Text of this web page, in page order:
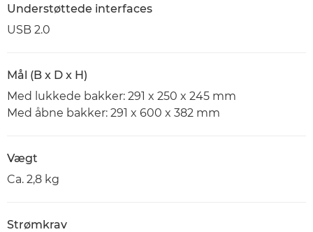
Understøttede interfaces
USB 2.0
Mål (B x D x H)
Med lukkede bakker: 291 x 250 x 245 mm
Med åbne bakker: 291 x 600 x 382 mm
Vægt
Ca. 2,8 kg
Strømkrav